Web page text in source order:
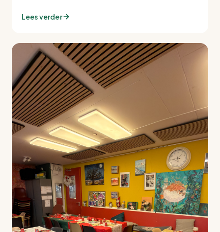
Lees verder